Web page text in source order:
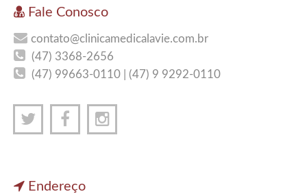
Fale Conosco
contato@clinicamedicalavie.com.br
(47) 3368-2656
(47) 99663-0110 | (47) 9 9292-0110
Endereço